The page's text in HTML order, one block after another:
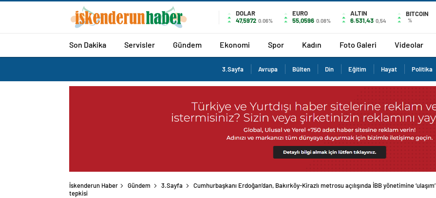
DOLAR
47,5972 0.06%
EURO
55,0596 0.08%
ALTIN
6.531,43 0,54
BITCOIN
%
Son Dakika Servisler Gündem Ekonomi Spor Kadın Foto Galeri Videolar
3.Sayfa Avrupa Bülten Din Eğitim Hayat Politika
İskenderun Haber Gündem 3.Sayfa
Cumhurbaşkanı Erdoğan’dan, Bakırköy-Kirazlı metrosu açılışında İBB yönetimine ‘ulaşım’
tepkisi